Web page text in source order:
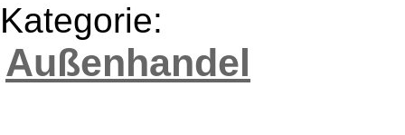
Kategorie:
Außenhandel